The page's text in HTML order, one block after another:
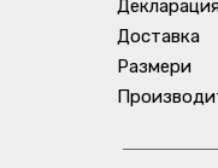
Доставка
Размери